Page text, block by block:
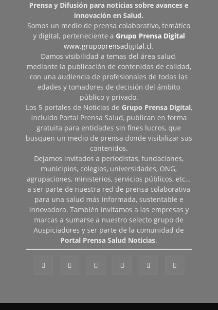
Prensa y Difusión para noticias sobre avances e
innovación en Salud.
Somos un medio de prensa colaborativo, temático
y digital, perteneciente a Grupo Prensa Digital
www.grupoprensadigital.cl.
Damos visibilidad a temas del área salud,
mediante la publicación de contenidos de calidad,
con una audiencia de profesionales de todas las
edades y tomadores de decisión del ámbito
público y privado.
Los 5 portales de Noticias de Grupo Prensa Digital,
incluido Portal Prensa Salud, publican en forma
gratuita para entidades sin fines lucros, que
busquen un medio de prensa donde visibilizar sus
contenidos.
Dejamos invitados a periodistas, fundaciones,
municipios, colegios, universidades, ONG,
agrupaciones, ministerios, servicios públicos, etc…
a ser parte de nuestra red de prensa colaborativa
para una salud más informada, sustentable e
innovadora. También invitamos a las empresas y
marcas a sumarse a nuestro selecto grupo de
Auspiciadores y ser parte de la comunidad de
Portal Prensa Salud Noticias.